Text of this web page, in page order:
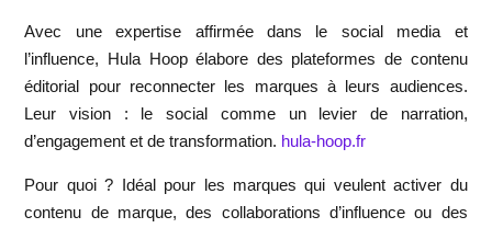
Avec une expertise affirmée dans le social media et
l’influence, Hula Hoopélabore des plateformes de contenu
éditorial pour reconnecter les marques à leurs audiences.
Leur vision : le social comme un levier de narration,
d’engagement et de transformation. hula-hoop.fr
Pour quoi ? Idéal pour les marques qui veulent activer du
contenu de marque, des collaborations d’influence ou des